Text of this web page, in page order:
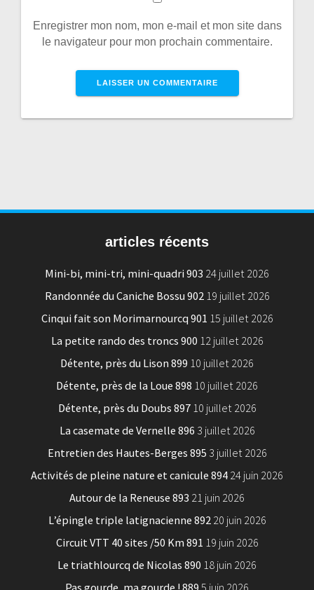
Enregistrer mon nom, mon e-mail et mon site dans
le navigateur pour mon prochain commentaire.
articles récents
Mini-bi, mini-tri, mini-quadri 903 24 juillet 2026
Randonnée du Caniche Bossu 902 19 juillet 2026
Cinqui fait son Morimarnourcq 901 15 juillet 2026
La petite rando des troncs 900 12 juillet 2026
Détente, près du Lison 899 10 juillet 2026
Détente, près de la Loue 898 10 juillet 2026
Détente, près du Doubs 897 10 juillet 2026
La casemate de Vernelle 896 3 juillet 2026
Entretien des Hautes-Berges 895 3 juillet 2026
Activités de pleine nature et canicule 894 24 juin 2026
Autour de la Reneuse 893 21 juin 2026
L’épingle triple latignacienne 892 20 juin 2026
Circuit VTT 40 sites /50 Km 891 19 juin 2026
Le triathlourcq de Nicolas 890 18 juin 2026